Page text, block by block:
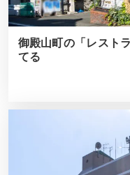
御殿山町の「レスト
てる